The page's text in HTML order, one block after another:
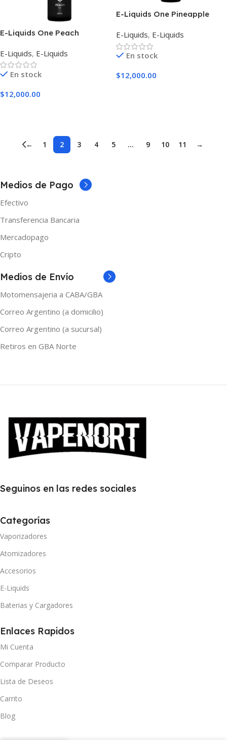
E-Liquids One Peach
E-Liquids, E-Liquids
En stock
$12,000.00
E-Liquids One Pineapple
E-Liquids, E-Liquids
En stock
$12,000.00
← 1 2 3 4 5 … 9 10 11 →
Medios de Pago
Efectivo
Transferencia Bancaria
Mercadopago
Cripto
Medios de Envío
Motomensajeria a CABA/GBA
Correo Argentino (a domicilio)
Correo Argentino (a sucursal)
Retiros en GBA Norte
Seguinos en las redes sociales
Categorías
Vaporizadores
Atomizadores
Accesorios
E-Liquids
Baterias y Cargadores
Enlaces Rapidos
Mi Cuenta
Comparar Producto
Lista de Deseos
Carrito
Blog